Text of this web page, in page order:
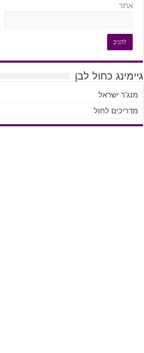
אתר
גיימינג כחול לבן
מנג'ר ישראל
מדריכים לחול